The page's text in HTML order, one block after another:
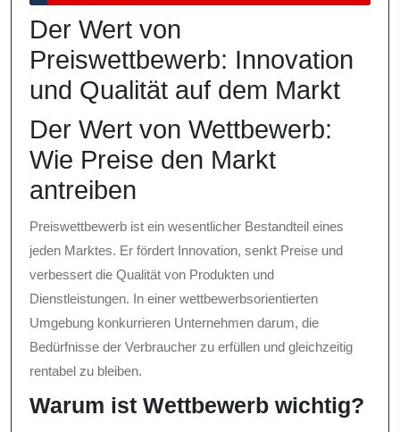
2024
Der Wert von
Preiswettbewerb: Innovation
und Qualität auf dem Markt
Der Wert von Wettbewerb:
Wie Preise den Markt
antreiben
Preiswettbewerb ist ein wesentlicher Bestandteil eines
jeden Marktes. Er fördert Innovation, senkt Preise und
verbessert die Qualität von Produkten und
Dienstleistungen. In einer wettbewerbsorientierten
Umgebung konkurrieren Unternehmen darum, die
Bedürfnisse der Verbraucher zu erfüllen und gleichzeitig
rentabel zu bleiben.
Warum ist Wettbewerb wichtig?